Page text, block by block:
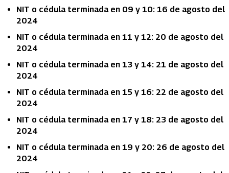
NIT o cédula terminada en 09 y 10: 16 de agosto del
2024
NIT o cédula terminada en 11 y 12: 20 de agosto del
2024
NIT o cédula terminada en 13 y 14: 21 de agosto del
2024
NIT o cédula terminada en 15 y 16: 22 de agosto del
2024
NIT o cédula terminada en 17 y 18: 23 de agosto del
2024
NIT o cédula terminada en 19 y 20: 26 de agosto del
2024